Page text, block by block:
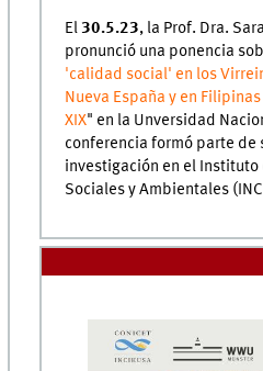
El 30.5.23, la Prof. Dra.
pronunció una ponencia
'calidad social' en los
Nueva España y en
XIX" en la Unversidad
conferencia formó parte de
investigación en el Instituto
Sociales y Ambientales